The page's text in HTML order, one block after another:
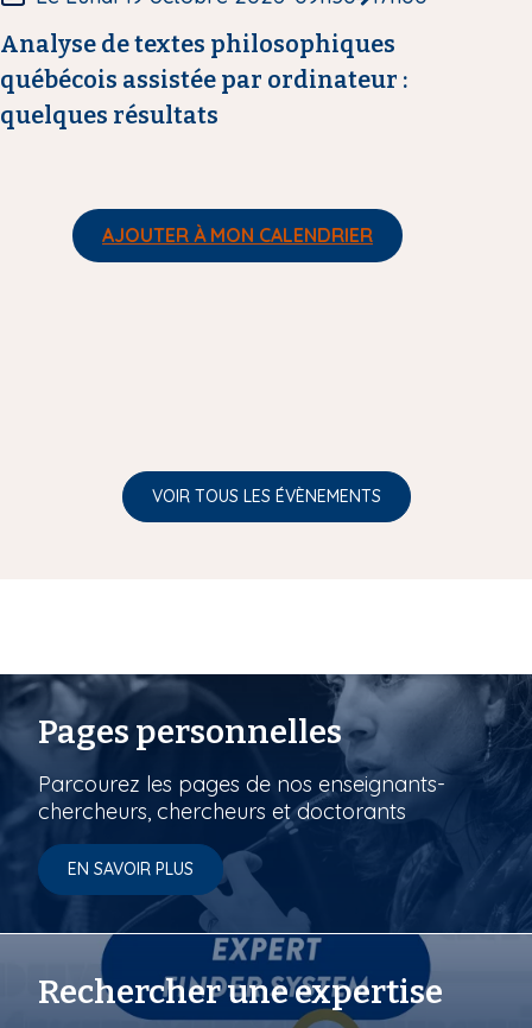
e
Analyse de textes philosophiques
québécois assistée par ordinateur :
quelques résultats
AJOUTER À MON CALENDRIER
VOIR TOUS LES ÉVÈNEMENTS
Pages personnelles
Parcourez les pages de nos enseignants-
chercheurs, chercheurs et doctorants
EN SAVOIR PLUS
Rechercher une expertise